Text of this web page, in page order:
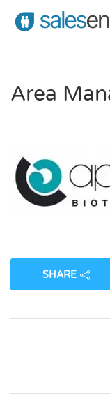
Area
SHARE